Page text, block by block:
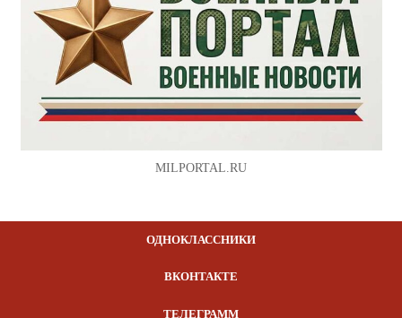
MILPORTAL.RU
ОДНОКЛАССНИКИ
ВКОНТАКТЕ
ТЕЛЕГРАММ